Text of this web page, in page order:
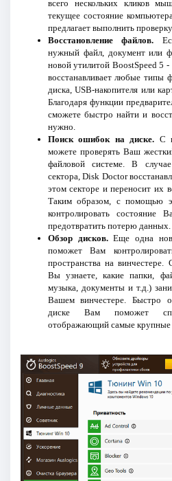
всего нескольких кликов
текущее состояние
предлагает выполнить
Восстановление файлов.
нужный файл, документ или
новой утилитой BoostSpeed 5
восстанавливает любые типы
диска, USB-накопителя или
Благодаря функции
сможете быстро найти и
нужно.
Поиск ошибок на диске. С
можете проверять Ваш
файловой системе. В
сектора, Disk Doctor
этом секторе и переносит их
Таким образом, с помощью
контролировать состояние
предотвратить потерю данных.
Обзор дисков.Еще одна
поможет Вам
пространства на
Вы узнаете, какие папки,
музыка, документы и т.д.)
Вашем винчестере. Быстро
диске Вам поможет
отображающий самые